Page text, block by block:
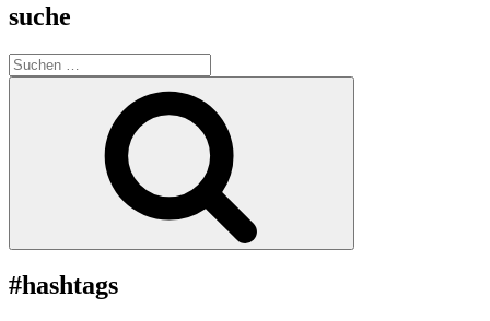
suche
Suche
nach:
#hashtags